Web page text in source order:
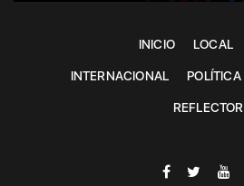
INICIO LOCAL
INTERNACIONAL POLÍTICA
REFLECTOR